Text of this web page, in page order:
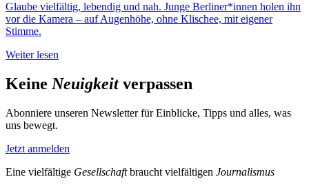
Glaube vielfältig, lebendig und nah. Junge Berliner*innen holen ihn
vor die Kamera – auf Augenhöhe, ohne Klischee, mit eigener
Stimme.
Weiter lesen
Keine Neuigkeitverpassen
Abonniere unseren Newsletter für Einblicke, Tipps und alles, was
uns bewegt.
Jetzt anmelden
Eine vielfältige Gesellschaftbraucht vielfältigen Journalismus